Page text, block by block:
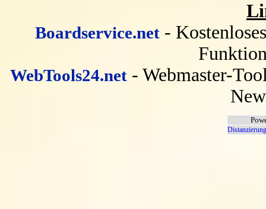
Boardservice.net -
WebTools24.net - Webmaster-